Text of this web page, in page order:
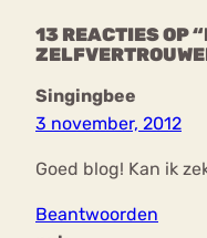
13 REACTIES OP
Singingbee
3 november, 2012
Goed blog! Kan ik
Beantwoorden